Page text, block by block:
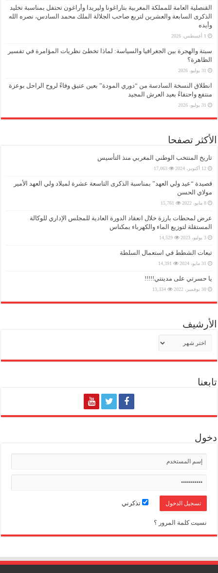
القنصلية العامة للمملكة المغربية بتاراغونا وليريدا وأراغون تحتفل بمناسبة تخليد
الذكرى السابعة والعشرين لتربع صاحب الجلالة الملك محمد السادس، نصره الله
وأيده
1 أغسطس، 2026
سبتة والهجرة بين الجغرافيا والسياسة: لماذا تخطئ نظريات المؤامرة في تفسير
الظاهرة؟
31 يوليو، 2026
انطلاق النسخة السادسة من “دوري المودة” بعين عتيق وفاءً لروح الراحل بوعزة
منتفع واحتفاءً بعيد العرش المجيد
31 يوليو، 2026
الأكثر تصفحا
تاريخ المنتخب الوطني المغربي منذ التأسيس
12 أكتوبر، 2024 17,063
قصيدة “عيد ولي العهد” بمناسبة الذكرى التاسعة عشرة لميلاد ولي العهد الأمير
مولاي الحسن
8 مايو، 2022 15,761
عرض لمحطات بارزة خلال انعقاد الدورة العادية للمجلس الإداري للوكالة
المستقلة لتوزيع الماء والكهرباء بمكناس
3 يوليو، 2023 14,529
تبعات الشطط في استعمال السلطة
31 مايو، 2024 14,391
يا حسرتي على مدينتي!!!!!
30 نوفمبر، 2022 13,334
الأرشيف
الأرشيف
تابعنا
دخول
تذكرني
نسيت كلمة المرور ؟